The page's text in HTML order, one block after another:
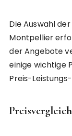
Die Auswahl
Montpellier
der Angebote
einige wichtige
Preis-
Preisvergleich